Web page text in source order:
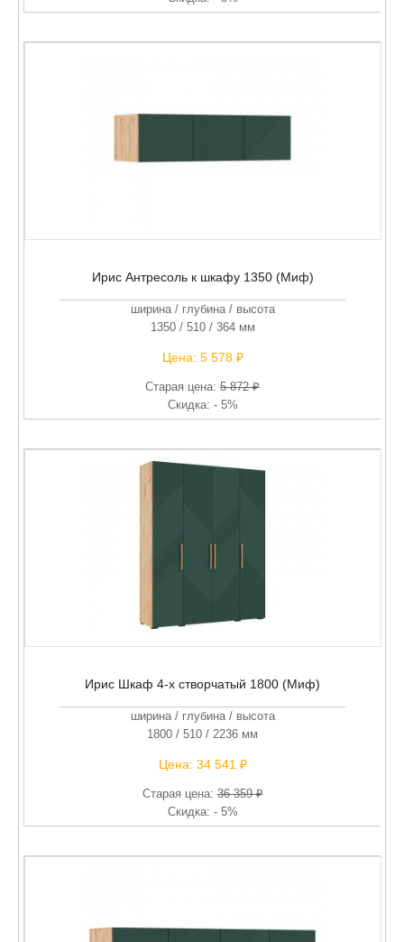
Ирис Антресоль к шкафу 1350 (Миф)
ширина / глубина / высота
1350 / 510 / 364 мм
Цена: 5 578 ₽
Старая цена: 5 872 ₽
Скидка: - 5%
Ирис Шкаф 4-х створчатый 1800 (Миф)
ширина / глубина / высота
1800 / 510 / 2236 мм
Цена: 34 541 ₽
Старая цена:36 359 ₽
Скидка: - 5%